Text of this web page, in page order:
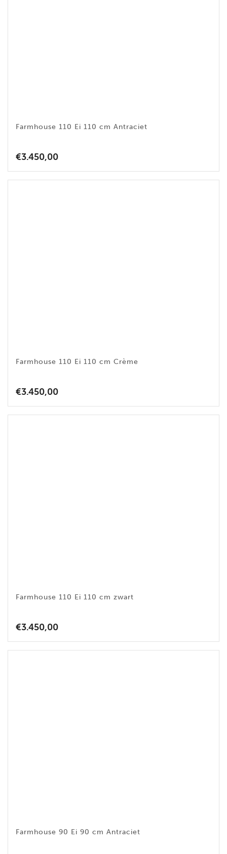
Farmhouse 110 Ei 110 cm Antraciet
€3.450,00
Farmhouse 110 Ei 110 cm Crème
€3.450,00
Farmhouse 110 Ei 110 cm zwart
€3.450,00
Farmhouse 90 Ei 90 cm Antraciet